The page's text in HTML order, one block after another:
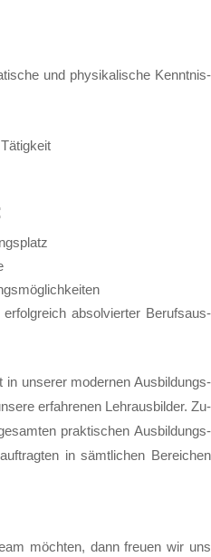
und phy­si­ka­li­sche Kennt­nis­
ab­sol­vier­ter Be­rufs­aus­
in un­se­rer mo­der­nen Aus­bil­dungs­
er­fah­re­nen Lehr­aus­bil­der. Zu­
prak­ti­schen Aus­bil­dungs­
in sämt­li­chen Be­rei­chen
möch­ten, dann freu­en wir uns